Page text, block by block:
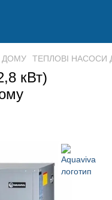
ДОМУ ТЕПЛОВІ НАСОСИ
кВт)